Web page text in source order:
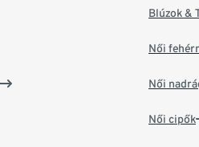
Blúzok &
Női
Női
Női cipők